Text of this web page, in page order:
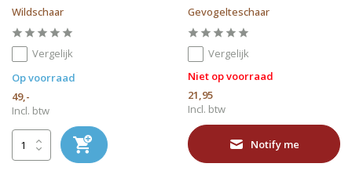
Wildschaar
Vergelijk
Op voorraad
49,-
Incl. btw
Gevogelteschaar
Vergelijk
Niet op voorraad
21,95
Incl. btw
Notify me